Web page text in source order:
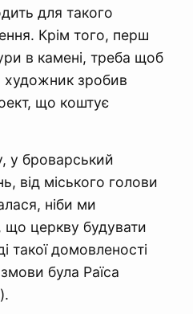
для такого
Крім того, перш
в камені, треба щоб
художник зробив
що коштує
у броварський
від міського голови
ніби ми
церкву будувати
такої домовленості
була Раїса